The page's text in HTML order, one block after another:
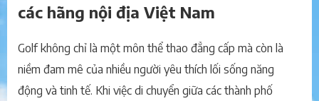
các hãng nội địa Việt Nam
Golf không chỉ là một môn thể thao đẳng cấp mà còn là
niềm đam mê của nhiều người yêu thích lối sống năng
động và tinh tế. Khi việc di chuyển giữa các thành phố